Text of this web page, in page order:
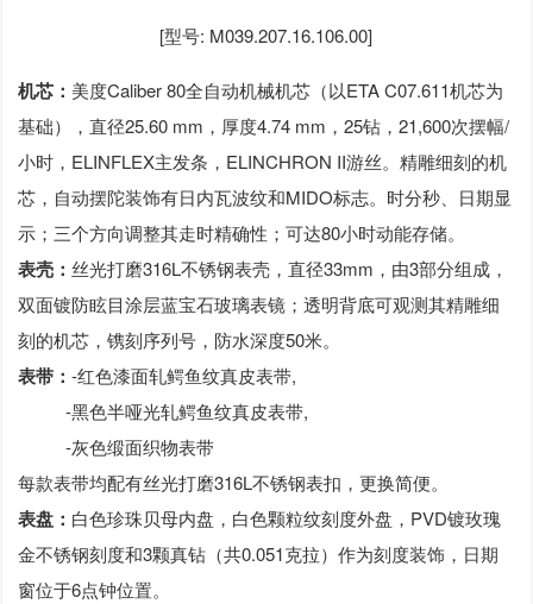
[型号: M039.207.16.106.00]
机芯： 美度Caliber 80全自动机械机芯（以ETA C07.611机芯为
基础），直径25.60 mm，厚度4.74 mm，25钻，21,600次摆幅/
小时，ELINFLEX主发条，ELINCHRON II游丝。精雕细刻的机
芯，自动摆陀装饰有日内瓦波纹和MIDO标志。时分秒、日期显
示；三个方向调整其走时精确性；可达80小时动能存储。
表壳：丝光打磨316L不锈钢表壳，直径33mm，由3部分组成，
双面镀防眩目涂层蓝宝石玻璃表镜；透明背底可观测其精雕细
刻的机芯，镌刻序列号，防水深度50米。
表带：-红色漆面轧鳄鱼纹真皮表带,
-黑色半哑光轧鳄鱼纹真皮表带,
-灰色缎面织物表带
每款表带均配有丝光打磨316L不锈钢表扣，更换简便。
表盘： 白色珍珠贝母内盘，白色颗粒纹刻度外盘，PVD镀玫瑰
金不锈钢刻度和3颗真钻（共0.051克拉）作为刻度装饰，日期
窗位于6点钟位置。